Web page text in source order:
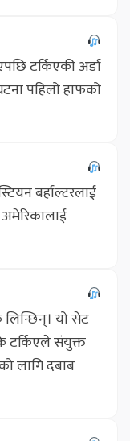
टर्किएकी अर्डा
पहिलो हाफको
बर्हाल्टरलाई
यो सेट
टर्किएले संयुक्त
लागि दबाब